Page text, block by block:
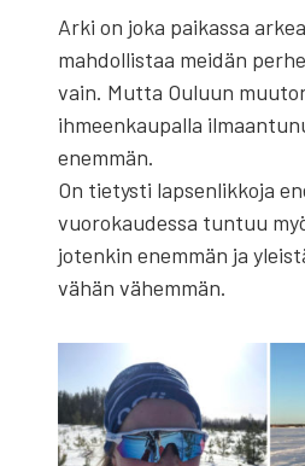
Arki on joka pai­kas­sa
mah­dol­lis­taa mei­dän
vain. Mut­ta Ouluun
ihmeen­kau­pal­la
enem­män.
On tie­tys­ti lap­sen­lik­ko­ja
vuo­ro­kau­des­sa tun­tuu
joten­kin enem­män ja
vähän vähem­män.